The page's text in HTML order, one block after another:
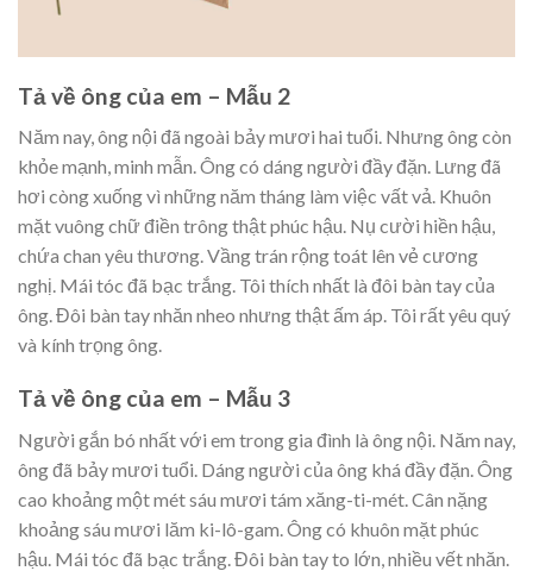
Tả về ông của em – Mẫu 2
Năm nay, ông nội đã ngoài bảy mươi hai tuổi. Nhưng ông còn
khỏe mạnh, minh mẫn. Ông có dáng người đầy đặn. Lưng đã
hơi còng xuống vì những năm tháng làm việc vất vả. Khuôn
mặt vuông chữ điền trông thật phúc hậu. Nụ cười hiền hậu,
chứa chan yêu thương. Vầng trán rộng toát lên vẻ cương
nghị. Mái tóc đã bạc trắng. Tôi thích nhất là đôi bàn tay của
ông. Đôi bàn tay nhăn nheo nhưng thật ấm áp. Tôi rất yêu quý
và kính trọng ông.
Tả về ông của em – Mẫu 3
Người gắn bó nhất với em trong gia đình là ông nội. Năm nay,
ông đã bảy mươi tuổi. Dáng người của ông khá đầy đặn. Ông
cao khoảng một mét sáu mươi tám xăng-ti-mét. Cân nặng
khoảng sáu mươi lăm ki-lô-gam. Ông có khuôn mặt phúc
hậu. Mái tóc đã bạc trắng. Đôi bàn tay to lớn, nhiều vết nhăn.